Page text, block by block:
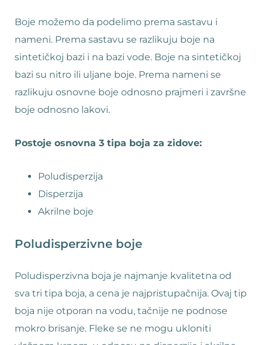
Boje možemo da podelimo prema sastavu i
nameni. Prema sastavu se razlikuju boje na
sintetičkoj bazi i na bazi vode. Boje na sintetičkoj
bazi su nitro ili uljane boje. Prema nameni se
razlikuju osnovne boje odnosno prajmeri i završne
boje odnosno lakovi.
Postoje osnovna 3 tipa boja za zidove:
Poludisperzija
Disperzija
Akrilne boje
Poludisperzivne boje
Poludisperzivna boja je najmanje kvalitetna od
sva tri tipa boja, a cena je najpristupačnija. Ovaj tip
boja nije otporan na vodu, tačnije ne podnose
mokro brisanje. Fleke se ne mogu ukloniti